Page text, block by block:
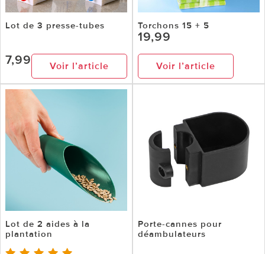
Lot de 3 presse-tubes
7,99 Voir l’article
Torchons 15 + 5
19,99
Voir l’article
Lot de 2 aides à la
plantation
Porte-cannes pour
déambulateurs